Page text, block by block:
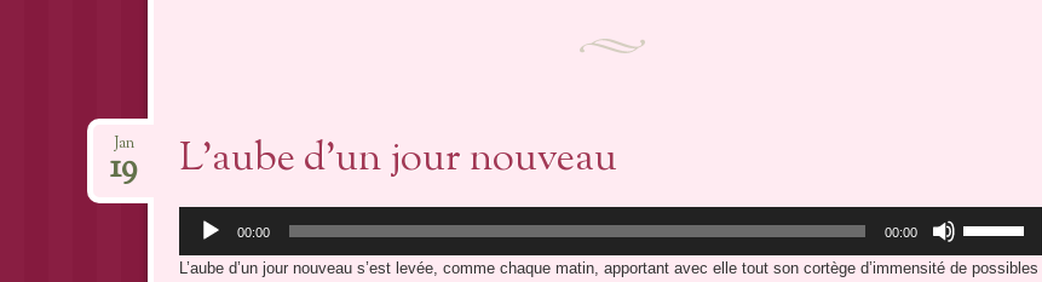
L’aube d’un jour nouveau
Jan
19
Lecteur
audio
00:00 00:00
flèches
L’aube d’un jour nouveau s’est levée, comme chaque matin, apportant avec elle tout son cortège d’immensité de possibles